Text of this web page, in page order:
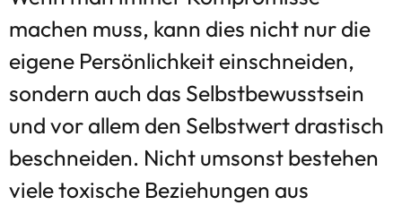
machen muss, kann dies nicht nur die
eigene Persönlichkeit einschneiden,
sondern auch das Selbstbewusstsein
und vor allem den Selbstwert drastisch
beschneiden. Nicht umsonst bestehen
viele toxische Beziehungen aus